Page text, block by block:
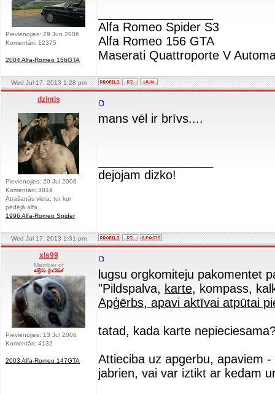
Pievienojies: 29 Jun 2006
Komentāri: 12375
2004 Alfa-Romeo 156GTA
Alfa Romeo Spider S3
Alfa Romeo 156 GTA
Maserati Quattroporte V
Wed Jul 17, 2013 1:28 pm
dzintis
Pievienojies: 20 Jul 2006
Komentāri: 3819
Atrašanās vieta: tur kur
pēdējā alfa...
1996 Alfa-Romeo Spider
mans vēl ir brīvs....
dejojam dizko!
Wed Jul 17, 2013 1:31 pm
xls99
Member of
Pievienojies: 13 Jul 2006
Komentāri: 4132
2003 Alfa-Romeo 147GTA
lugsu orgkomiteju pakomentet
"Pildspalva, karte, kompass,
Apģērbs, apavi aktīvai atpūtai
tatad, kada karte
Attieciba uz apgerbu, apaviem
jabrien, vai var iztikt ar kedam